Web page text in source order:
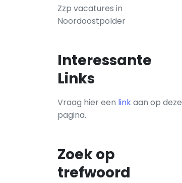
Zzp vacatures in
Noordoostpolder
Interessante
Links
Vraag hier een linkaan op deze
pagina.
Zoek op
trefwoord